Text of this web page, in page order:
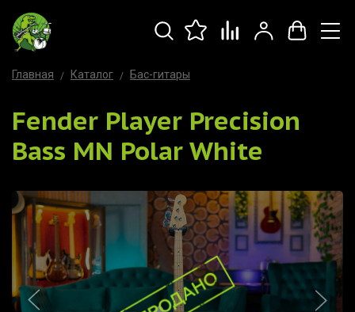
Главная Каталог Бас-гитары
Fender Player Precision
Bass MN Polar White